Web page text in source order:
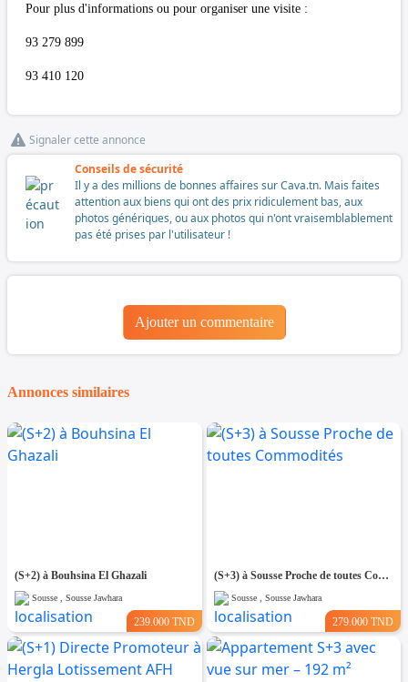
Pour plus d'informations ou pour organiser une visite :
93 279 899
93 410 120
Signaler cette annonce
Conseils de sécurité
Il y a des millions de bonnes affaires sur Cava.tn. Mais faites
attention aux biens qui ont des prix ridiculement bas, aux
photos génériques, ou aux photos qui n'ont vraisemblablement
pas été prises par l'utilisateur !
Ajouter un commentaire
Annonces similaires
(S+2) à Bouhsina El Ghazali
Sousse , Sousse Jawhara
239.000 TND
(S+3) à Sousse Proche de toutes Commodités
Sousse , Sousse Jawhara
279.000 TND